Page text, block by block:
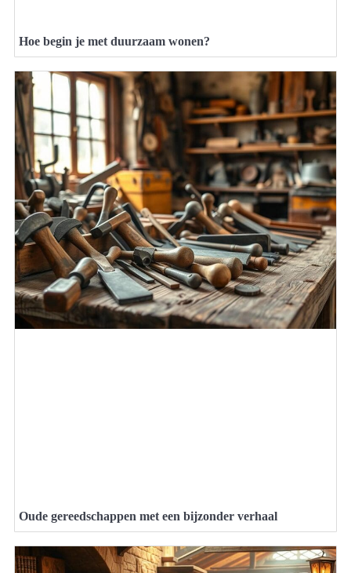
Hoe begin je met duurzaam wonen?
Oude gereedschappen met een bijzonder verhaal